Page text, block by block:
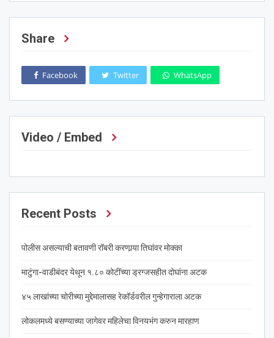
Share
Facebook Twitter WhatsApp
Video / Embed
Recent Posts
पोलीस असल्याची बतावणी रॉबरी करणार्‍या तिघांवर मोक्का
माटुंगा-वाडीबंदर येथून १.८० कोटींच्या ड्रग्जसहीत दोघांना अटक
४५ लाखांच्या चोरीच्या मुद्देमालासह रेकॉर्डवरील गुन्हेगाराला अटक
लोकलमध्ये बसण्याच्या जागेवर महिलेचा विनयभंग करुन मारहाण